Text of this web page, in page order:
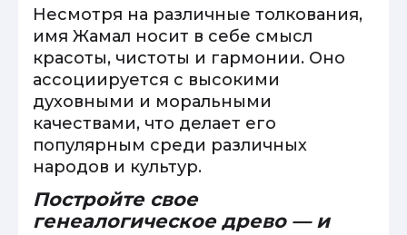
Несмотря на различные толкования,
имя Жамал носит в себе смысл
красоты, чистоты и гармонии. Оно
ассоциируется с высокими
духовными и моральными
качествами, что делает его
популярным среди различных
народов и культур.
Постройте свое
генеалогическое древо — и